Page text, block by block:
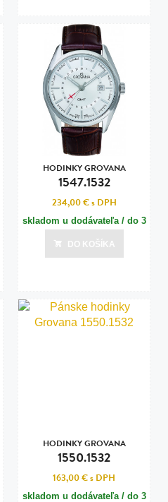
HODINKY GROVANA
1547.1532
234,00 €s DPH
skladom u dodávateľa / do 3
dní
Posledná aktualizácia dnes o 07:00
DO KOŠÍKA
HODINKY GROVANA
1550.1532
163,00 €s DPH
skladom u dodávateľa / do 3